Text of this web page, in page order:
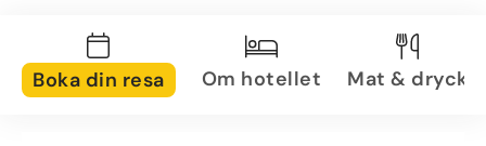
Boka din resa Om hotellet Mat & dryck